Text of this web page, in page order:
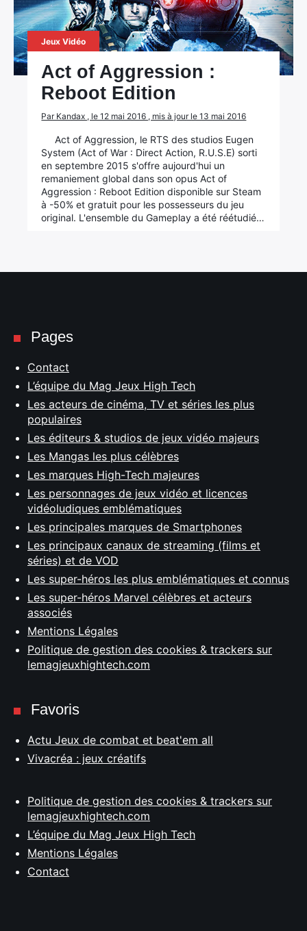
Jeux Vidéo
Act of Aggression :
Reboot Edition
Par Kandax , le 12 mai 2016 , mis à jour le 13 mai 2016
Act of Aggression, le RTS des studios Eugen
System (Act of War : Direct Action, R.U.S.E) sorti
en septembre 2015 s'offre aujourd'hui un
remaniement global dans son opus Act of
Aggression : Reboot Edition disponible sur Steam
à -50% et gratuit pour les possesseurs du jeu
original. L'ensemble du Gameplay a été réétudié…
Pages
Contact
L’équipe du Mag Jeux High Tech
Les acteurs de cinéma, TV et séries les plus
populaires
Les éditeurs & studios de jeux vidéo majeurs
Les Mangas les plus célèbres
Les marques High-Tech majeures
Les personnages de jeux vidéo et licences
vidéoludiques emblématiques
Les principales marques de Smartphones
Les principaux canaux de streaming (films et
séries) et de VOD
Les super-héros les plus emblématiques et connus
Les super-héros Marvel célèbres et acteurs
associés
Mentions Légales
Politique de gestion des cookies & trackers sur
lemagjeuxhightech.com
Favoris
Actu Jeux de combat et beat'em all
Vivacréa : jeux créatifs
Politique de gestion des cookies & trackers sur
lemagjeuxhightech.com
L’équipe du Mag Jeux High Tech
Mentions Légales
Contact